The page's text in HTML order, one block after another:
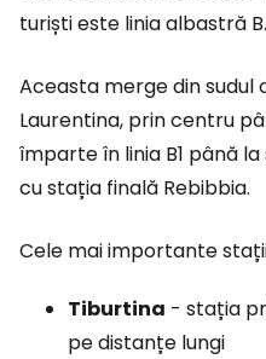
turiști este linia albastră B.
Aceasta merge din sudul
Laurentina, prin centru
împarte în linia B1 până
cu stația finală Rebibbia.
Cele mai importante
Tiburtina - stația
pe distanțe lungi